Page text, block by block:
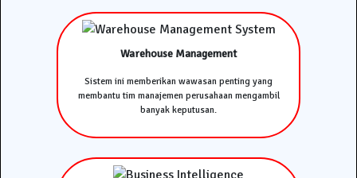
Warehouse Management
Sistem ini memberikan wawasan penting yang
membantu tim manajemen perusahaan mengambil
banyak keputusan.